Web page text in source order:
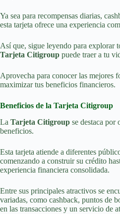
Ya sea para recompensas diarias,
esta tarjeta ofrece una experiencia
Así que, sigue leyendo para explorar
Tarjeta Citigroup puede traer a tu
Aprovecha para conocer las mejores
maximizar tus beneficios financieros.
Beneficios de la Tarjeta Citigroup
La Tarjeta Citigroup se destaca por
beneficios.
Esta tarjeta atiende a diferentes
comenzando a construir su crédito
experiencia financiera consolidada.
Entre sus principales atractivos se
variadas, como cashback, puntos de
en las transacciones y un servicio de